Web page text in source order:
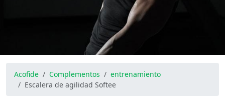
Acofide Complementos
entrenamiento
Escalera de agilidad Softee